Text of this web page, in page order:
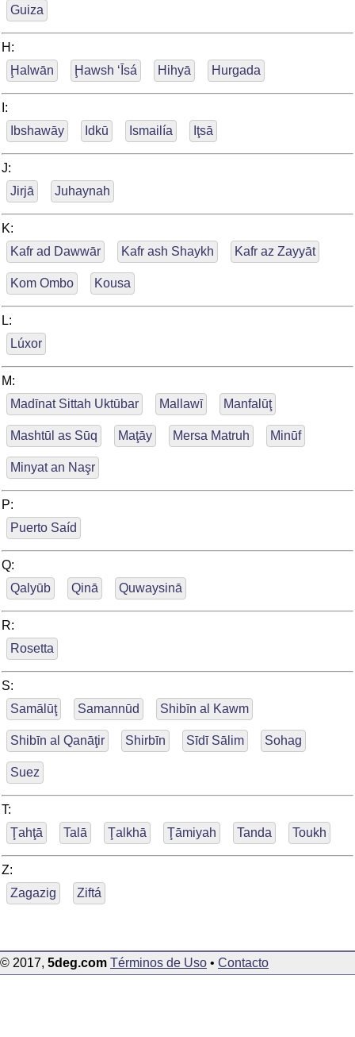
Guiza
H:
Ḩalwān
Ḩawsh ‘Īsá Hihyā Hurgada
I:
Ibshawāy
Idkū Ismailía Iţsā
J:
Jirjā
Juhaynah
K:
Kafr ad Dawwār
Kafr ash Shaykh Kafr az Zayyāt
Kom Ombo Kousa
L:
Lúxor
M:
Madīnat Sittah Uktūbar
Mallawī Manfalūţ
Mashtūl as Sūq Maţāy Mersa Matruh Minūf
Minyat an Naşr
P:
Puerto Saíd
Q:
Qalyūb
Qinā Quwaysinā
R:
Rosetta
S:
Samālūţ
Samannūd Shibīn al Kawm
Shibīn al Qanāţir Shirbīn Sīdī Sālim Sohag
Suez
T:
Ţahţā
Talā Ţalkhā Ţāmiyah Tanda Toukh
Z:
Zagazig
Ziftá
© 2017, 5deg.com Términos de Uso • Contacto